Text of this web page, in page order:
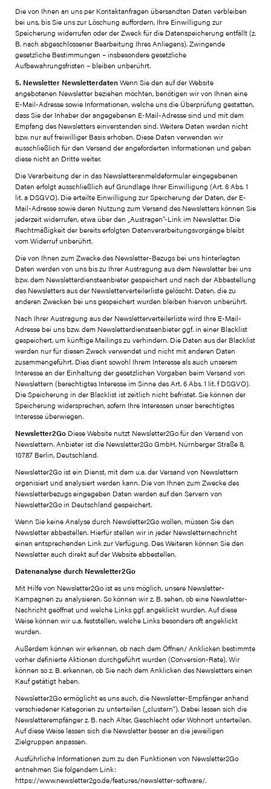
Die von Ihnen an uns per Kontaktanfragen übersandten Daten verbleiben
bei uns, bis Sie uns zur Löschung auffordern, Ihre Einwilligung zur
Speicherung widerrufen oder der Zweck für die Datenspeicherung entfällt (z.
B. nach abgeschlossener Bearbeitung Ihres Anliegens). Zwingende
gesetzliche Bestimmungen – insbesondere gesetzliche
Aufbewahrungsfristen – bleiben unberührt.
5. Newsletter NewsletterdatenWenn Sie den auf der Website
angebotenen Newsletter beziehen möchten, benötigen wir von Ihnen eine
E-Mail-Adresse sowie Informationen, welche uns die Überprüfung gestatten,
dass Sie der Inhaber der angegebenen E-Mail-Adresse sind und mit dem
Empfang des Newsletters einverstanden sind. Weitere Daten werden nicht
bzw. nur auf freiwilliger Basis erhoben. Diese Daten verwenden wir
ausschließlich für den Versand der angeforderten Informationen und geben
diese nicht an Dritte weiter.
Die Verarbeitung der in das Newsletteranmeldeformular eingegebenen
Daten erfolgt ausschließlich auf Grundlage Ihrer Einwilligung (Art. 6 Abs. 1
lit. a DSGVO). Die erteilte Einwilligung zur Speicherung der Daten, der E-
Mail-Adresse sowie deren Nutzung zum Versand des Newsletters können Sie
jederzeit widerrufen, etwa über den „Austragen“-Link im Newsletter. Die
Rechtmäßigkeit der bereits erfolgten Datenverarbeitungsvorgänge bleibt
vom Widerruf unberührt.
Die von Ihnen zum Zwecke des Newsletter-Bezugs bei uns hinterlegten
Daten werden von uns bis zu Ihrer Austragung aus dem Newsletter bei uns
bzw. dem Newsletterdiensteanbieter gespeichert und nach der Abbestellung
des Newsletters aus der Newsletterverteilerliste gelöscht. Daten, die zu
anderen Zwecken bei uns gespeichert wurden bleiben hiervon unberührt.
Nach Ihrer Austragung aus der Newsletterverteilerliste wird Ihre E-Mail-
Adresse bei uns bzw. dem Newsletterdiensteanbieter ggf. in einer Blacklist
gespeichert, um künftige Mailings zu verhindern. Die Daten aus der Blacklist
werden nur für diesen Zweck verwendet und nicht mit anderen Daten
zusammengeführt. Dies dient sowohl Ihrem Interesse als auch unserem
Interesse an der Einhaltung der gesetzlichen Vorgaben beim Versand von
Newslettern (berechtigtes Interesse im Sinne des Art. 6 Abs. 1 lit. f DSGVO).
Die Speicherung in der Blacklist ist zeitlich nicht befristet. Sie können der
Speicherung widersprechen, sofern Ihre Interessen unser berechtigtes
Interesse überwiegen.
Newsletter2Go Diese Website nutzt Newsletter2Go für den Versand von
Newslettern. Anbieter ist die Newsletter2Go GmbH, Nürnberger Straße 8,
10787 Berlin, Deutschland.
Newsletter2Go ist ein Dienst, mit dem u.a. der Versand von Newslettern
organisiert und analysiert werden kann. Die von Ihnen zum Zwecke des
Newsletterbezugs eingegeben Daten werden auf den Servern von
Newsletter2Go in Deutschland gespeichert.
Wenn Sie keine Analyse durch Newsletter2Go wollen, müssen Sie den
Newsletter abbestellen. Hierfür stellen wir in jeder Newsletternachricht
einen entsprechenden Link zur Verfügung. Des Weiteren können Sie den
Newsletter auch direkt auf der Website abbestellen.
Datenanalyse durch Newsletter2Go
Mit Hilfe von Newsletter2Go ist es uns möglich, unsere Newsletter-
Kampagnen zu analysieren. So können wir z. B. sehen, ob eine Newsletter-
Nachricht geöffnet und welche Links ggf. angeklickt wurden. Auf diese
Weise können wir u.a. feststellen, welche Links besonders oft angeklickt
wurden.
Außerdem können wir erkennen, ob nach dem Öffnen/ Anklicken bestimmte
vorher definierte Aktionen durchgeführt wurden (Conversion-Rate). Wir
können so z. B. erkennen, ob Sie nach dem Anklicken des Newsletters einen
Kauf getätigt haben.
Newsletter2Go ermöglicht es uns auch, die Newsletter-Empfänger anhand
verschiedener Kategorien zu unterteilen („clustern“). Dabei lassen sich die
Newsletterempfänger z. B. nach Alter, Geschlecht oder Wohnort unterteilen.
Auf diese Weise lassen sich die Newsletter besser an die jeweiligen
Zielgruppen anpassen.
Ausführliche Informationen zum zu den Funktionen von Newsletter2Go
entnehmen Sie folgendem Link:
https://www.newsletter2go.de/features/newsletter-software/.